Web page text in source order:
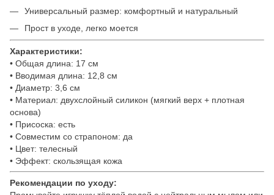
Универсальный размер: комфортный и натуральный
Прост в уходе, легко моется
Характеристики:
• Общая длина: 17 см
• Вводимая длина: 12,8 см
• Диаметр: 3,6 см
• Материал: двухслойный силикон (мягкий верх + плотная
основа)
• Присоска: есть
• Совместим со страпоном: да
• Цвет: телесный
• Эффект: скользящая кожа
Рекомендации по уходу: